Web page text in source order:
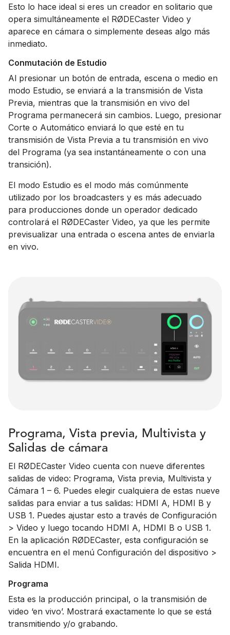
Esto lo hace ideal si eres un creador en solitario que
opera simultáneamente el RØDECaster Video y
aparece en cámara o simplemente deseas algo más
inmediato.
Conmutación de Estudio
Al presionar un botón de entrada, escena o medio en
modo Estudio, se enviará a la transmisión de Vista
Previa, mientras que la transmisión en vivo del
Programa permanecerá sin cambios. Luego, presionar
Corte o Automático enviará lo que esté en tu
transmisión de Vista Previa a tu transmisión en vivo
del Programa (ya sea instantáneamente o con una
transición).
El modo Estudio es el modo más comúnmente
utilizado por los broadcasters y es más adecuado
para producciones donde un operador dedicado
controlará el RØDECaster Video, ya que les permite
previsualizar una entrada o escena antes de enviarla
en vivo.
Programa, Vista previa, Multivista y
Salidas de cámara
El RØDECaster Video cuenta con nueve diferentes
salidas de video: Programa, Vista previa, Multivista y
Cámara 1 – 6. Puedes elegir cualquiera de estas nueve
salidas para enviar a tus salidas: HDMI A, HDMI B y
USB 1. Puedes ajustar esto a través de Configuración
> Video y luego tocando HDMI A, HDMI B o USB 1.
En la aplicación RØDECaster, esta configuración se
encuentra en el menú Configuración del dispositivo >
Salida HDMI.
Programa
Esta es la producción principal, o la transmisión de
video ‘en vivo’. Mostrará exactamente lo que se está
transmitiendo y/o grabando.